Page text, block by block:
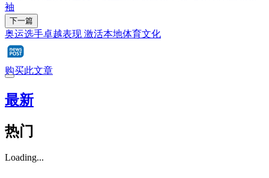
袖
下一篇
奥运选手卓越表现 激活本地体育文化
购买此文章
最新
热门
Loading...